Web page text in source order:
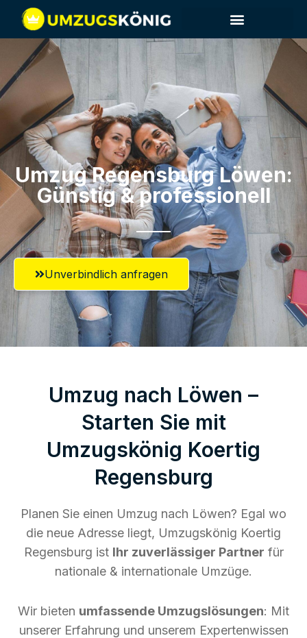
Umzug Regensburg​ Löwen:
Günstig & professionell​
Unverbindlich anfragen
Umzug nach Löwen –
Starten Sie mit
Umzugskönig Koertig
Regensburg
Planen Sie einen Umzug nach Löwen? Egal wo
die neue Adresse liegt, Umzugskönig Koertig
Regensburg ist Ihr zuverlässiger Partner für
nationale & internationale Umzüge.
Wir bieten umfassende Umzugslösungen: Mit
unserer Erfahrung und unserem Expertenwissen